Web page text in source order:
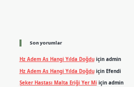
Son yorumlar
Hz Adem As Hangi Yılda Doğduiçin admin
Hz Adem As Hangi Yılda Doğduiçin Efendi
Şeker Hastası Malta Eriği Yer Miiçin admin